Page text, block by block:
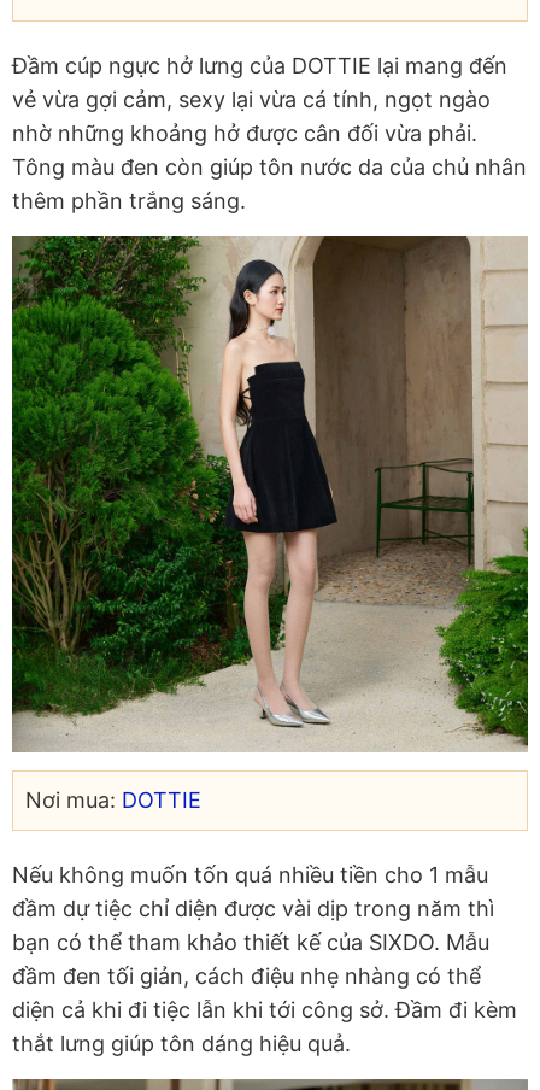
Đầm cúp ngực hở lưng của DOTTIE lại mang đến
vẻ vừa gợi cảm, sexy lại vừa cá tính, ngọt ngào
nhờ những khoảng hở được cân đối vừa phải.
Tông màu đen còn giúp tôn nước da của chủ nhân
thêm phần trắng sáng.
Nơi mua: DOTTIE
Nếu không muốn tốn quá nhiều tiền cho 1 mẫu
đầm dự tiệc chỉ diện được vài dịp trong năm thì
bạn có thể tham khảo thiết kế của SIXDO. Mẫu
đầm đen tối giản, cách điệu nhẹ nhàng có thể
diện cả khi đi tiệc lẫn khi tới công sở. Đầm đi kèm
thắt lưng giúp tôn dáng hiệu quả.